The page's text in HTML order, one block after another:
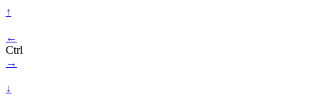
↑
←
Ctrl
→
↓